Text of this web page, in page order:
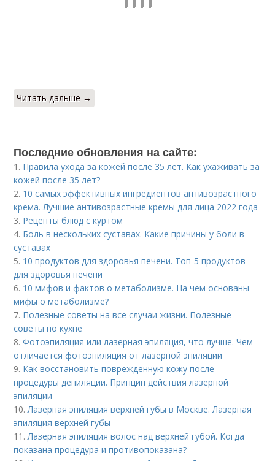
Читать дальше →
Последние обновления на сайте:
1. Правила ухода за кожей после 35 лет. Как ухаживать за
кожей после 35 лет?
2. 10 самых эффективных ингредиентов антивозрастного
крема. Лучшие антивозрастные кремы для лица 2022 года
3. Рецепты блюд с куртом
4. Боль в нескольких суставах. Какие причины у боли в
суставах
5. 10 продуктов для здоровья печени. Топ-5 продуктов
для здоровья печени
6. 10 мифов и фактов о метаболизме. На чем основаны
мифы о метаболизме?
7. Полезные советы на все случаи жизни. Полезные
советы по кухне
8.Фотоэпиляция или лазерная эпиляция, что лучше. Чем
отличается фотоэпиляция от лазерной эпиляции
9. Как восстановить поврежденную кожу после
процедуры депиляции. Принцип действия лазерной
эпиляции
10.Лазерная эпиляция верхней губы в Москве. Лазерная
эпиляция верхней губы
11.Лазерная эпиляция волос над верхней губой. Когда
показана процедура и противопоказана?